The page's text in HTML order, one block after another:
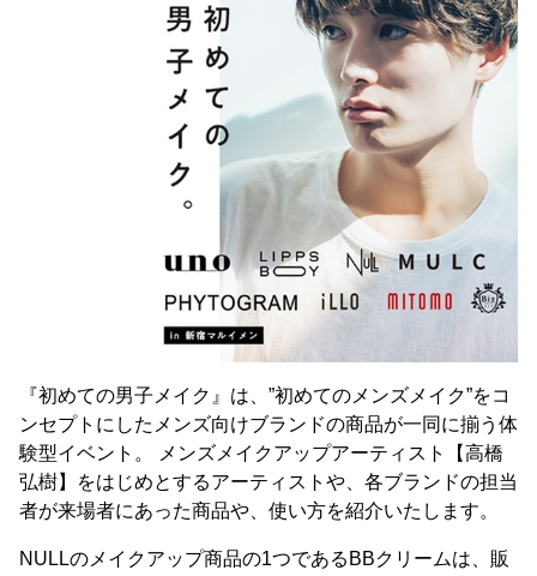
『初めての男子メイク』は、”初めてのメンズメイク”をコ
ンセプトにしたメンズ向けブランドの商品が⼀同に揃う体
験型イベント。 メンズメイクアップアーティスト【⾼橋
弘樹】をはじめとするアーティストや、各ブランドの担当
者が来場者にあった商品や、使い⽅を紹介いたします。
NULLのメイクアップ商品の1つであるBBクリームは、販